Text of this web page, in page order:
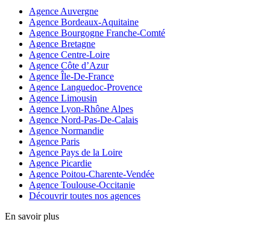
Agence Auvergne
Agence Bordeaux-Aquitaine
Agence Bourgogne Franche-Comté
Agence Bretagne
Agence Centre-Loire
Agence Côte d’Azur
Agence Île-De-France
Agence Languedoc-Provence
Agence Limousin
Agence Lyon-Rhône Alpes
Agence Nord-Pas-De-Calais
Agence Normandie
Agence Paris
Agence Pays de la Loire
Agence Picardie
Agence Poitou-Charente-Vendée
Agence Toulouse-Occitanie
Découvrir toutes nos agences
En savoir plus